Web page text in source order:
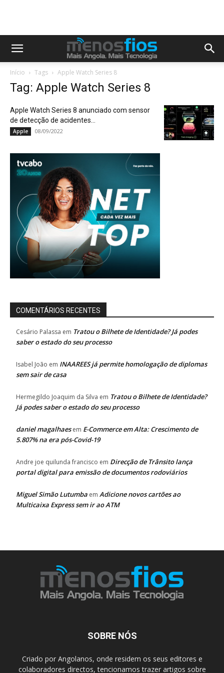
Início Tags Apple Watch Series 8
Tag: Apple Watch Series 8
Apple Watch Series 8 anunciado com sensor
de detecção de acidentes...
Apple 08/09/2022
COMENTÁRIOS RECENTES
Cesário Palassa em Tratou o Bilhete de Identidade? Já podes
saber o estado do seu processo
Isabel João em INAAREES já permite homologação de diplomas
sem sair de casa
Hermegildo Joaquim da Silva em Tratou o Bilhete de Identidade?
Já podes saber o estado do seu processo
daniel magalhaesem E-Commerce em Alta: Crescimento de
5.807% na era pós-Covid-19
Andre joe quilunda francisco em Direcção de Trânsito lança
portal digital para emissão de documentos rodoviários
Miguel Simão Lutumba em Adicione novos cartões ao
Multicaixa Express sem ir ao ATM
SOBRE NÓS
Criado por Angolanos, onde residem os seus editores e
colaboradores directos, tencionamos trazer artigos sobre